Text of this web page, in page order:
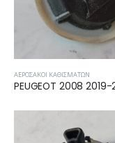
ΑΕΡΌΣΑΚΟΙ ΚΑΘΙΣΜΆΤΩΝ